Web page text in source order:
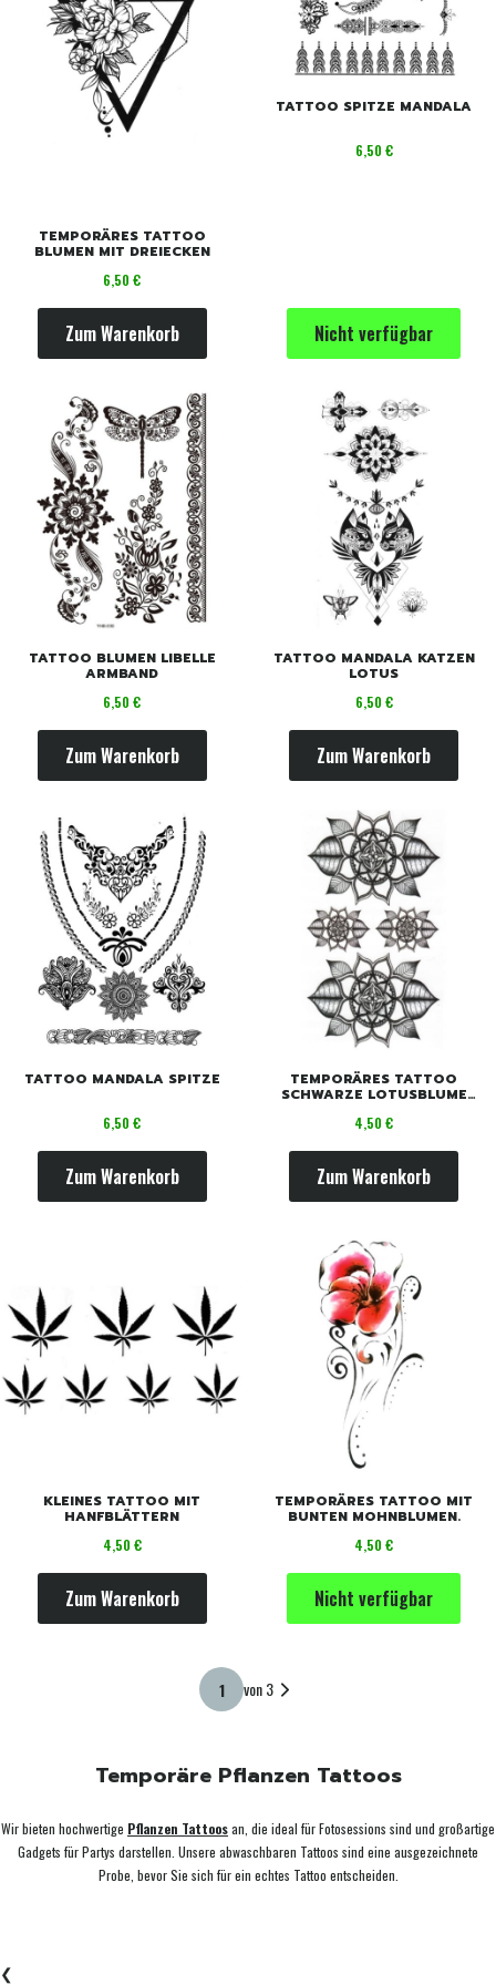
TEMPORÄRES TATTOO
BLUMEN MIT DREIECKEN
Preis
6,50 €
Zum Warenkorb
TATTOO SPITZE MANDALA
Preis
6,50 €
Nicht verfügbar
TATTOO BLUMEN LIBELLE
ARMBAND
Preis
6,50 €
Zum Warenkorb
TATTOO MANDALA KATZEN
LOTUS
Preis
6,50 €
Zum Warenkorb
TATTOO MANDALA SPITZE
Preis
6,50 €
Zum Warenkorb
TEMPORÄRES TATTOO
SCHWARZE LOTUSBLUME
Preis
4,50 €
Zum Warenkorb
KLEINES TATTOO MIT
HANFBLÄTTERN
Preis
4,50 €
Zum Warenkorb
TEMPORÄRES TATTOO MIT
BUNTEN MOHNBLUMEN.
Preis
4,50 €
Nicht verfügbar
von 3
Temporäre Pflanzen Tattoos
Wir bieten hochwertige Pflanzen Tattoosan, die ideal für Fotosessions sind und großartige
Gadgets für Partys darstellen. Unsere abwaschbaren Tattoos sind eine ausgezeichnete
Probe, bevor Sie sich für ein echtes Tattoo entscheiden.
❮